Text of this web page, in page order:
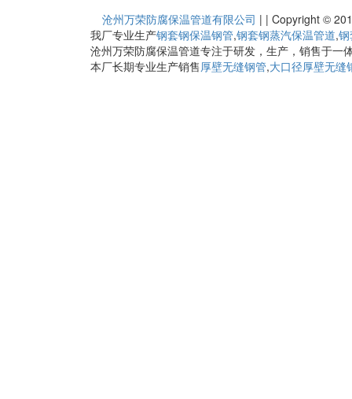
沧州万荣防腐保温管道有限公司 | | Copyright ©
我厂专业生产钢套钢保温钢管,钢套钢蒸汽保温管道,
沧州万荣防腐保温管道专注于研发，生产，销售于一
本厂长期专业生产销售厚壁无缝钢管,大口径厚壁无缝